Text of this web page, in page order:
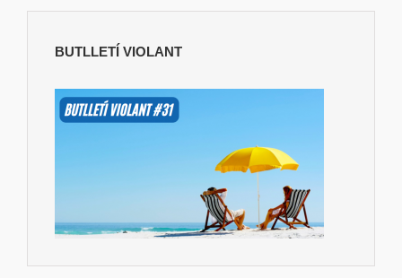
BUTLLETÍ VIOLANT